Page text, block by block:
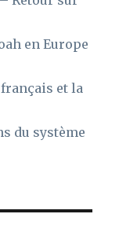
en Europe
français et la
du système